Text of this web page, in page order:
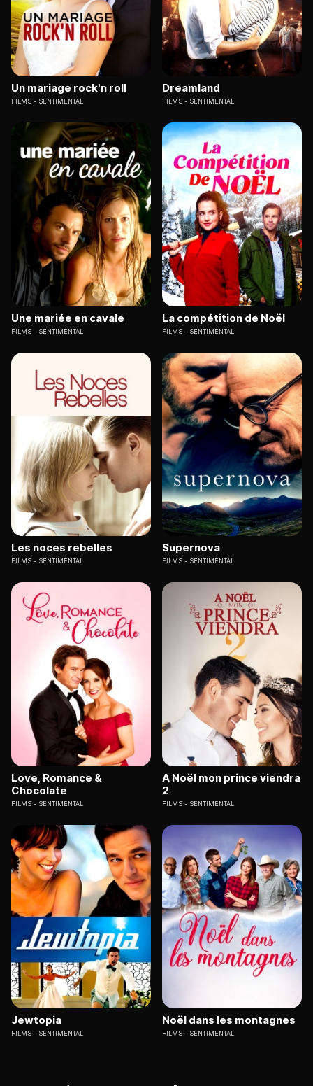
Un mariage rock'n roll
FILMS SENTIMENTAL
Dreamland
FILMS SENTIMENTAL
Une mariée en cavale
FILMS SENTIMENTAL
La compétition de Noël
FILMS SENTIMENTAL
Les noces rebelles
FILMS SENTIMENTAL
Supernova
FILMS SENTIMENTAL
Love, Romance &
Chocolate
FILMS SENTIMENTAL
A Noël mon prince viendra
2
FILMS SENTIMENTAL
Jewtopia
FILMS SENTIMENTAL
Noël dans les montagnes
FILMS SENTIMENTAL